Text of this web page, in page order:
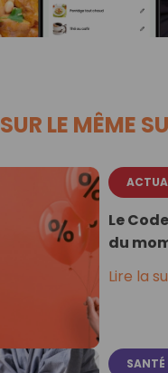
SUR LE MÊME
Le
du
Lire la
SANTÉ